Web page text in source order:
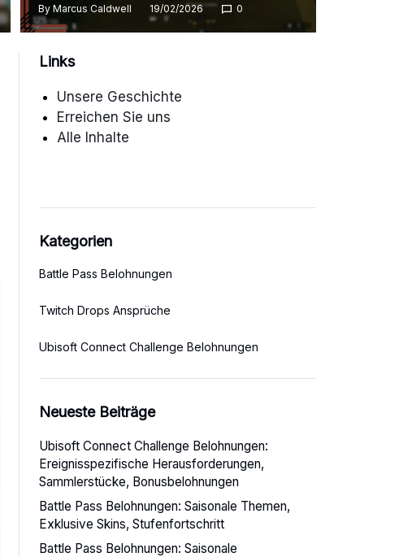
By Marcus Caldwell 19/02/2026 0
Links
Unsere Geschichte
Erreichen Sie uns
Alle Inhalte
Kategorien
Battle Pass Belohnungen
Twitch Drops Ansprüche
Ubisoft Connect Challenge Belohnungen
Neueste Beiträge
Ubisoft Connect Challenge Belohnungen:
Ereignisspezifische Herausforderungen,
Sammlerstücke, Bonusbelohnungen
Battle Pass Belohnungen: Saisonale Themen,
Exklusive Skins, Stufenfortschritt
Battle Pass Belohnungen: Saisonale